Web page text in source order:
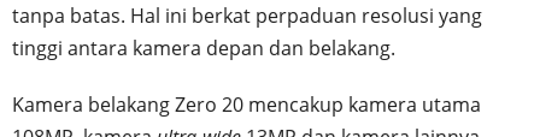
tanpa batas. Hal ini berkat perpaduan resolusi yang
tinggi antara kamera depan dan belakang.
Kamera belakang Zero 20 mencakup kamera utama